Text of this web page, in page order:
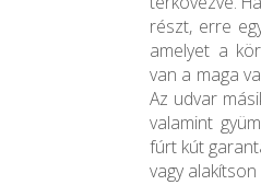
részt, erre
amelyet a
van a maga
Az udvar
valamint
fúrt kút
vagy